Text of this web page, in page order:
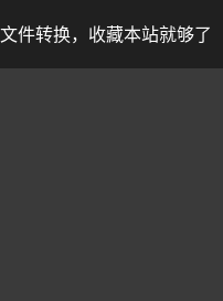
文件转换，收藏本站就够了